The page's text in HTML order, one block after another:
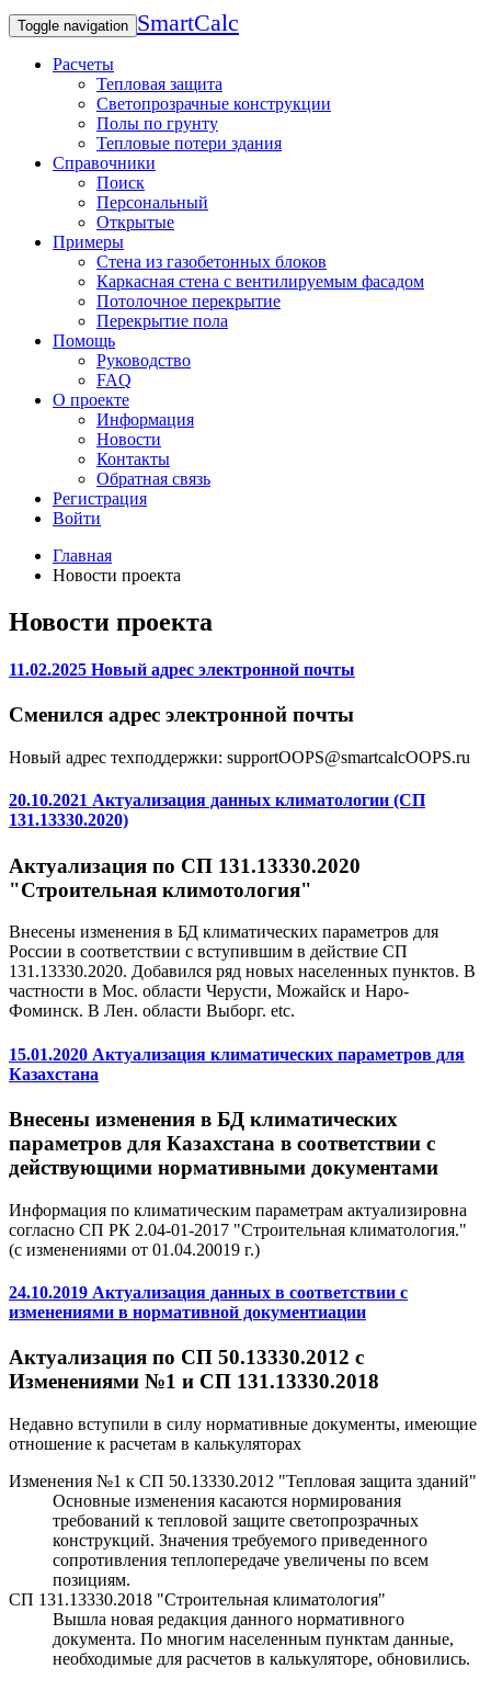
Toggle navigation SmartCalc
Расчеты
Тепловая защита
Светопрозрачные конструкции
Полы по грунту
Тепловые потери здания
Справочники
Поиск
Персональный
Открытые
Примеры
Стена из газобетонных блоков
Каркасная стена с вентилируемым фасадом
Потолочное перекрытие
Перекрытие пола
Помощь
Руководство
FAQ
О проекте
Информация
Новости
Контакты
Обратная связь
Регистрация
Войти
Главная
Новости проекта
Новости проекта
11.02.2025 Новый адрес электронной почты
Сменился адрес электронной почты
Новый адрес техподдержки: supportOOPS@smartcalcOOPS.ru
20.10.2021 Актуализация данных климатологии (СП
131.13330.2020)
Актуализация по СП 131.13330.2020
"Строительная климотология"
Внесены изменения в БД климатических параметров для
России в соответствии с вступившим в действие СП
131.13330.2020. Добавился ряд новых населенных пунктов. В
частности в Мос. области Черусти, Можайск и Наро-
Фоминск. В Лен. области Выборг. etc.
15.01.2020 Актуализация климатических параметров для
Казахстана
Внесены изменения в БД климатических
параметров для Казахстана в соответствии с
действующими нормативными документами
Информация по климатическим параметрам актуализировна
согласно СП РК 2.04-01-2017 "Строительная климатология."
(с изменениями от 01.04.20019 г.)
24.10.2019 Актуализация данных в соответствии с
изменениями в нормативной документиации
Актуализация по СП 50.13330.2012 с
Изменениями №1 и СП 131.13330.2018
Недавно вступили в силу нормативные документы, имеющие
отношение к расчетам в калькуляторах
Изменения №1 к СП 50.13330.2012 "Тепловая защита зданий"
Основные изменения касаются нормирования
требований к тепловой защите светопрозрачных
конструкций. Значения требуемого приведенного
сопротивления теплопередаче увеличены по всем
позициям.
СП 131.13330.2018 "Строительная климатология"
Вышла новая редакция данного нормативного
документа. По многим населенным пунктам данные,
необходимые для расчетов в калькуляторе, обновились.